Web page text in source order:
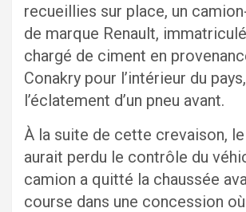
recueillies sur place, un
de marque Renault,
chargé de ciment en
Conakry pour l’intérieur du
l’éclatement d’un pneu avant.
À la suite de cette crevaison,
aurait perdu le contrôle du
camion a quitté la chaussée
course dans une concession